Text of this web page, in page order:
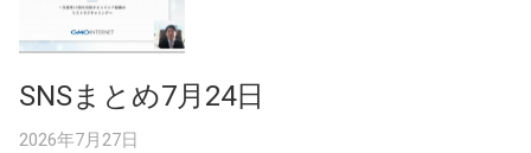
SNSまとめ7月24日
2026年7月27日